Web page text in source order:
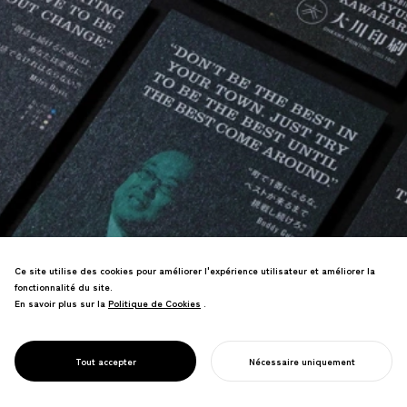
OHKAWA
PRINTING
le nom de "GREEN PRINTING" devient la
principale initiative ODD du Japon.
Ce site utilise des cookies pour améliorer l'expérience utilisateur et améliorer la
fonctionnalité du site.
En savoir plus sur la Politique de Cookies
Politique de Cookies .
Tout accepter Nécessaire uniquement